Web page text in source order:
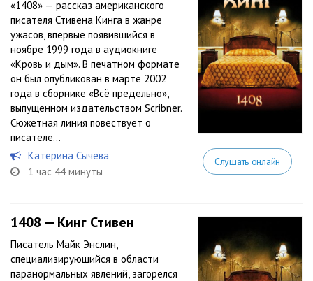
«1408» — рассказ американского
писателя Стивена Кинга в жанре
ужасов, впервые появившийся в
ноябре 1999 года в аудиокниге
«Кровь и дым». В печатном формате
он был опубликован в марте 2002
года в сборнике «Всё предельно»,
выпущенном издательством Scribner.
Сюжетная линия повествует о
писателе...
Катерина Сычева
1 час 44 минуты
Слушать онлайн
1408 — Кинг Стивен
Писатель Майк Энслин,
специализирующийся в области
паранормальных явлений, загорелся